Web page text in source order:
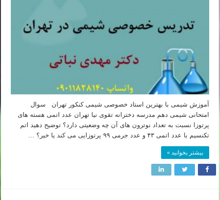
آموزش شیمی با بهترین استاد خصوصی شیمی کنکور تهران سوال
امتحانی شیمی دهم مدرسه دخترانه تقوی نیا تهران عدد اتمی هسته های
پرتوزا نسبت به تعداد نوترون های آن چه وضعیتی دارد؟ توضیح دهید اتم
تکنسیم با عدد اتمی ۴۳ و عدد جرمی ۹۹ پرتوزایی می کند یا خیر؟ …
بیشتر بخوانید »